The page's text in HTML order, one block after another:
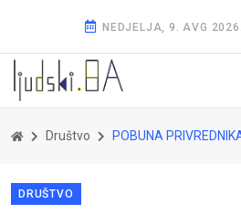
NEDJELJA, 9. AVG 2026.
Društvo POBUNA PRIVREDNIKA U F BIH: "Čestitke" iz
DRUŠTVO